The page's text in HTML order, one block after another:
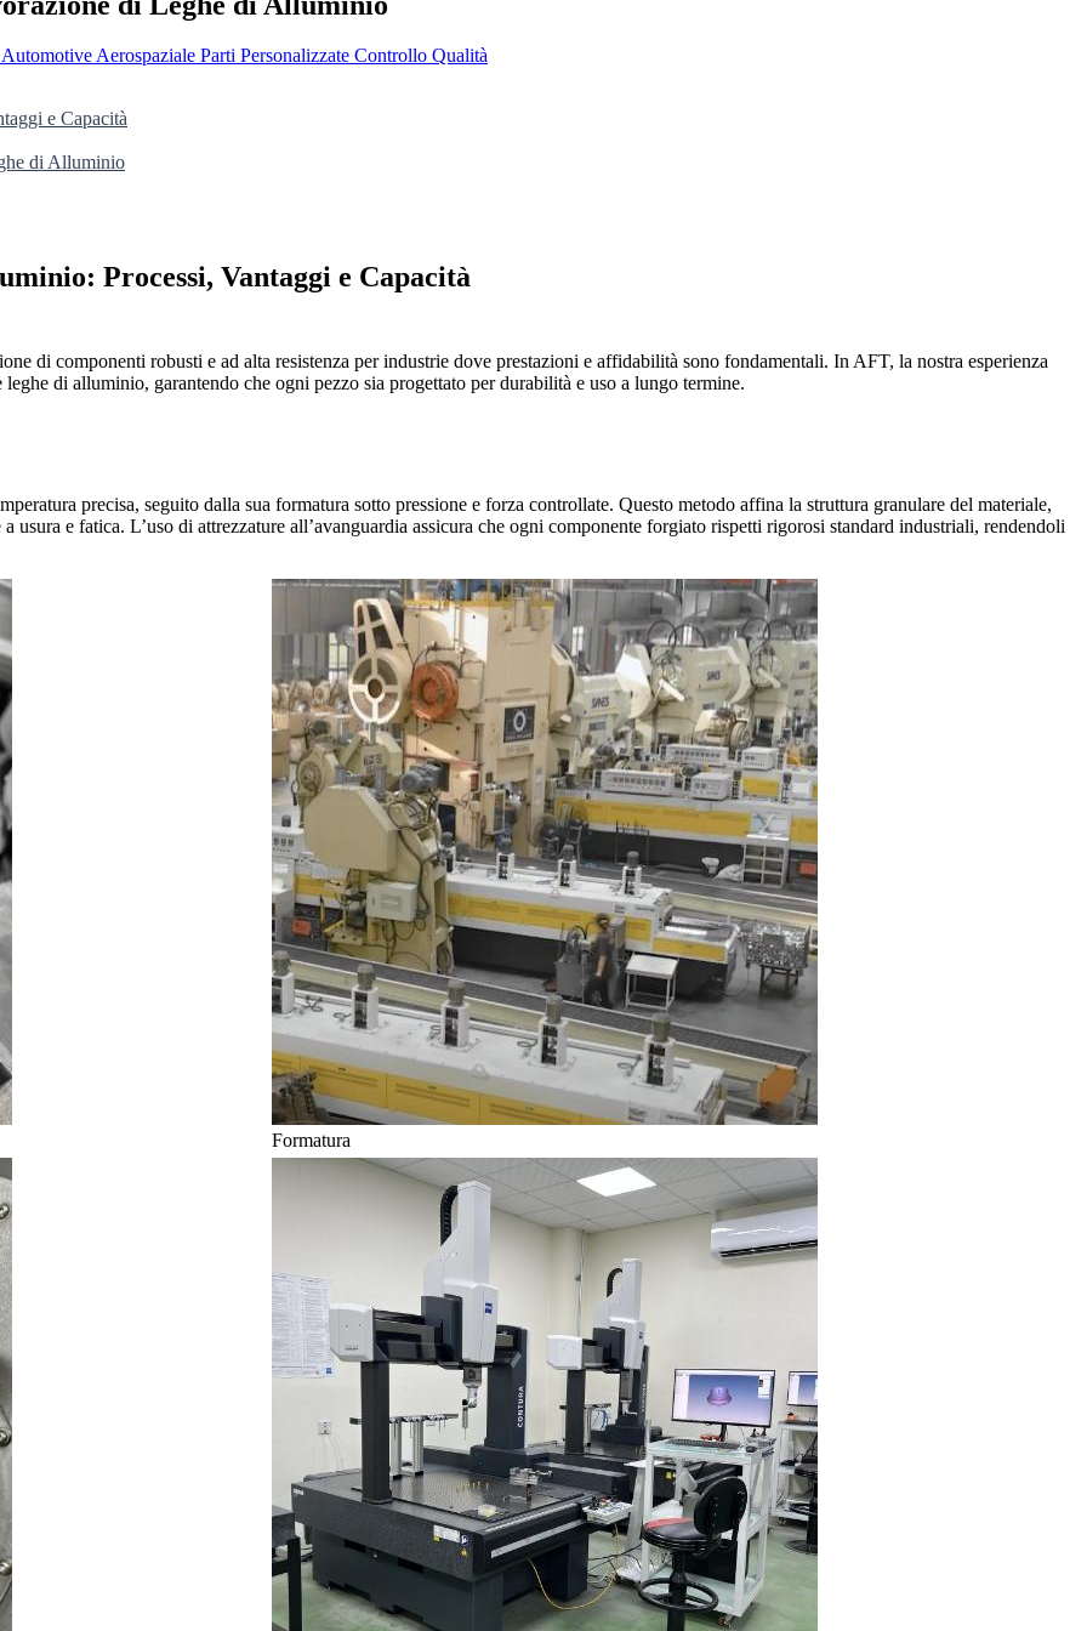
AutomotiveAerospaziale Parti Personalizzate Controllo Qualità
e Capacità
di Alluminio
Processi, Vantaggi e Capacità
di componenti robusti e ad alta resistenza per industrie dove prestazioni e affidabilità sono fondamentali. In AFT, la nostra esperienza
di alluminio, garantendo che ogni pezzo sia progettato per durabilità e uso a lungo termine.
precisa, seguito dalla sua formatura sotto pressione e forza controllate. Questo metodo affina la struttura granulare del materiale,
usura e fatica. L’uso di attrezzature all’avanguardia assicura che ogni componente forgiato rispetti rigorosi standard industriali, rendendoli
Formatura